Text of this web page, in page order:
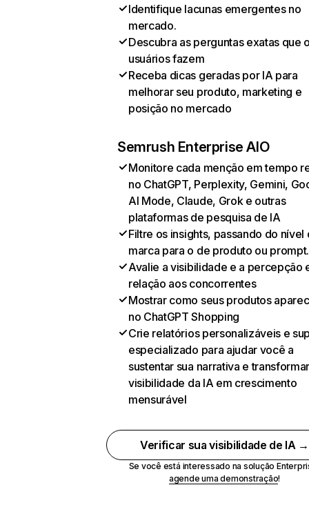
Identifique lacunas emergentes no
mercado.
Descubra as perguntas exatas que
usuários fazem
Receba dicas geradas por IA para
melhorar seu produto, marketing e
posição no mercado
Semrush Enterprise AIO
Monitore cada menção em tempo
no ChatGPT, Perplexity, Gemini,
AI Mode, Claude, Grok e outras
plataformas de pesquisa de IA
Filtre os insights, passando do nível
marca para o de produto ou prompt.
Avalie a visibilidade e a percepção
relação aos concorrentes
Mostrar como seus produtos
no ChatGPT Shopping
Crie relatórios personalizáveis e
especializado para ajudar você a
sustentar sua narrativa e
visibilidade da IA em crescimento
mensurável
Verificar sua visibilidade de IA →
Se você está interessado na solução
agende uma demonstração!